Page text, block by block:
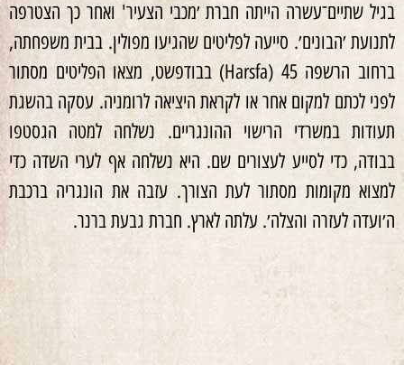
בגיל שתיים־עשרה הייתה חברת ׳מכבי הצעיר' ואחר כך הצטרפה
לתנועת ׳הבונים׳. סייעה לפליטים שהגיעו מפולין. בבית משפחתה,
ברחוב הרשפה 45 (Harsfa) בבודפשט, מצאו הפליטים מסתור
לפני לכתם למקום אחר או לקראת היציאה לרומניה. עסקה בהשגת
תעודות במשרדי הרישוי ההונגריים. נשלחה למטה הגסטפו
בבודה, כדי לסייע לעצורים שם. היא נשלחה אף לערי השדה כדי
למצוא מקומות מסתור לעת הצורך. עזבה את הונגריה ברכבת
ה׳ועדה לעזרה והצלה׳. עלתה לארץ. חברת גבעת ברנר.